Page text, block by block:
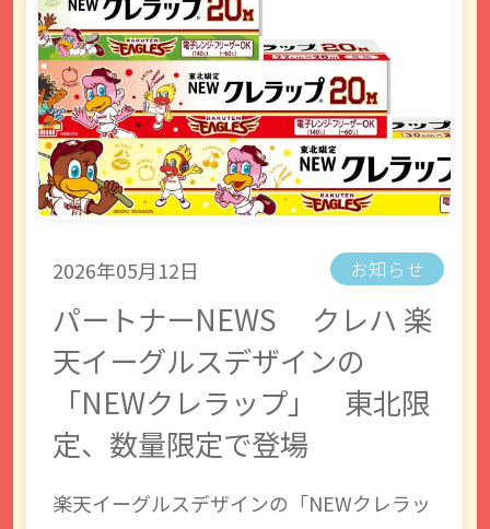
2026年05月12日 お知らせ
パートナーNEWS クレハ 楽
天イーグルスデザインの
「NEWクレラップ」 東北限
定、数量限定で登場
楽天イーグルスデザインの「NEWクレラッ